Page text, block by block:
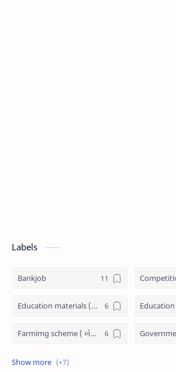
Labels
Bankjob
Education materials (શૈક્ષણિક પુસ્તકો)
Farmimg scheme ( ખેતીવાડી યોજના )